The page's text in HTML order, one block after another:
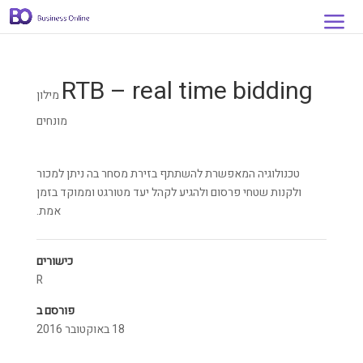
RTB – real time bidding מילון
מונחים
טכנולוגיה המאפשרת להשתתף בזירת מסחר בה ניתן למכור
ולקנות שטחי פרסום ולהגיע לקהל יעד מטורגט וממוקד בזמן
אמת.
כישורים
R
פורסם ב
18 באוקטובר 2016